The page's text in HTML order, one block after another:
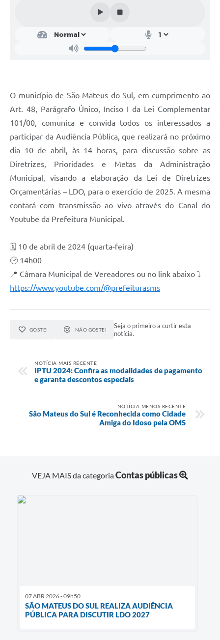
Chamamento Público para Artistas Locais
Projeto Nascente Viva
Agência do Trabalhador
Cadastro para Castração
Telefones Prefeitura Municipal
Imprensa
Telefones Postos de Saúde
Plantão das Funerárias
Recebimento de Recursos
Termos de Fomento
Galeria de Fotos
Audiências Públicas
Galeria de Vídeos
Logo Prefeitura de São Mateus do Sul
O município de São Mateus do Sul, em cumprimento ao
Art. 48, Parágrafo Único, Inciso I da Lei Complementar
101/00, comunica e convida todos os interessados a
participar da Audiência Pública, que realizará no próximo
dia 10 de abril, às 14 horas, para discussão sobre as
Diretrizes, Prioridades e Metas da Administração
Municipal, visando a elaboração da Lei de Diretrizes
Orçamentárias – LDO, para o exercício de 2025. A mesma
contará com transmissão ao vivo através do Canal do
Youtube da Prefeitura Municipal.
🗓️ 10 de abril de 2024 (quarta-feira)
🕑 14h00
📍 Câmara Municipal de Vereadores ou no link abaixo ⤵️
https://www.youtube.com/@prefeiturasms
GOSTEI NÃO GOSTEI
Seja o primeiro a curtir esta
notícia.
NOTÍCIA MAIS RECENTE
IPTU 2024: Confira as modalidades de pagamento
e garanta descontos especiais
NOTÍCIA MENOS RECENTE
São Mateus do Sul é Reconhecida como Cidade
Amiga do Idoso pela OMS
VEJA MAIS da categoriaContas públicas
07 ABR 2026 - 09h50
SÃO MATEUS DO SUL REALIZA AUDIÊNCIA
PÚBLICA PARA DISCUTIR LDO 2027